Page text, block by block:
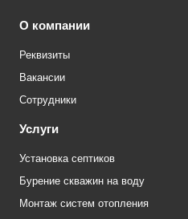
О компании
Реквизиты
Вакансии
Сотрудники
Услуги
Установка септиков
Бурение скважин на воду
Монтаж систем отопления